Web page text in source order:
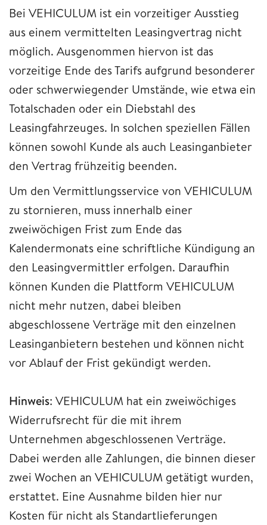
Bei VEHICULUM ist ein vorzeitiger Ausstieg
aus einem vermittelten Leasingvertrag nicht
möglich. Ausgenommen hiervon ist das
vorzeitige Ende des Tarifs aufgrund besonderer
oder schwerwiegender Umstände, wie etwa ein
Totalschaden oder ein Diebstahl des
Leasingfahrzeuges. In solchen speziellen Fällen
können sowohl Kunde als auch Leasinganbieter
den Vertrag frühzeitig beenden.
Um den Vermittlungsservice von VEHICULUM
zu stornieren, muss innerhalb einer
zweiwöchigen Frist zum Ende das
Kalendermonats eine schriftliche Kündigung an
den Leasingvermittler erfolgen. Daraufhin
können Kunden die Plattform VEHICULUM
nicht mehr nutzen, dabei bleiben
abgeschlossene Verträge mit den einzelnen
Leasinganbietern bestehen und können nicht
vor Ablauf der Frist gekündigt werden.
Hinweis: VEHICULUM hat ein zweiwöchiges
Widerrufsrecht für die mit ihrem
Unternehmen abgeschlossenen Verträge.
Dabei werden alle Zahlungen, die binnen dieser
zwei Wochen an VEHICULUM getätigt wurden,
erstattet. Eine Ausnahme bilden hier nur
Kosten für nicht als Standartlieferungen